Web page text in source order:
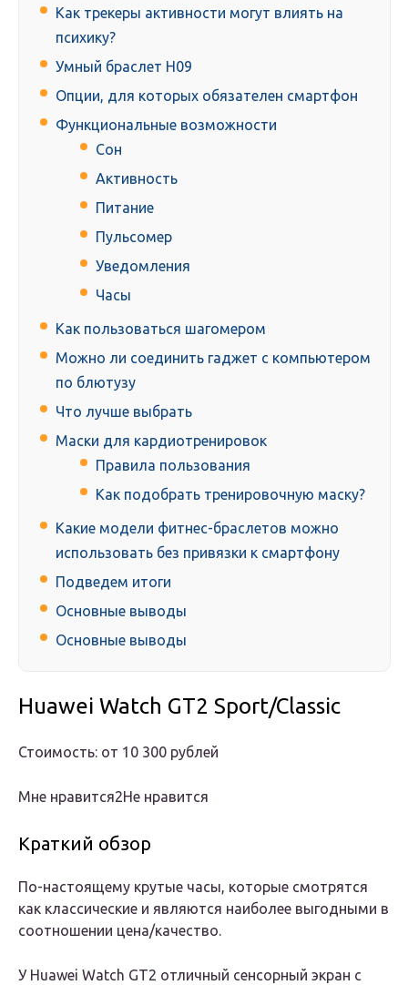
Как трекеры активности могут влиять на
психику?
Умный браслет H09
Опции, для которых обязателен смартфон
Функциональные возможности
Сон
Активность
Питание
Пульсомер
Уведомления
Часы
Как пользоваться шагомером
Можно ли соединить гаджет с компьютером
по блютузу
Что лучше выбрать
Маски для кардиотренировок
Правила пользования
Как подобрать тренировочную маску?
Какие модели фитнес-браслетов можно
использовать без привязки к смартфону
Подведем итоги
Основные выводы
Основные выводы
Huawei Watch GT2 Sport/Classic
Стоимость: от 10 300 рублей
Мне нравится2Не нравится
Краткий обзор
По-настоящему крутые часы, которые смотрятся
как классические и являются наиболее выгодными в
соотношении цена/качество.
У Huawei Watch GT2 отличный сенсорный экран с